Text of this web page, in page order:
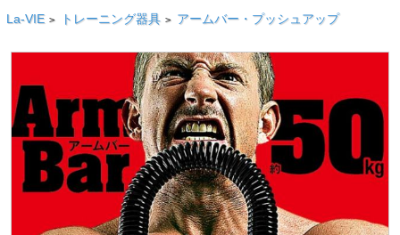
La-VIE > トレーニング器具 > アームバー・プッシュアップ